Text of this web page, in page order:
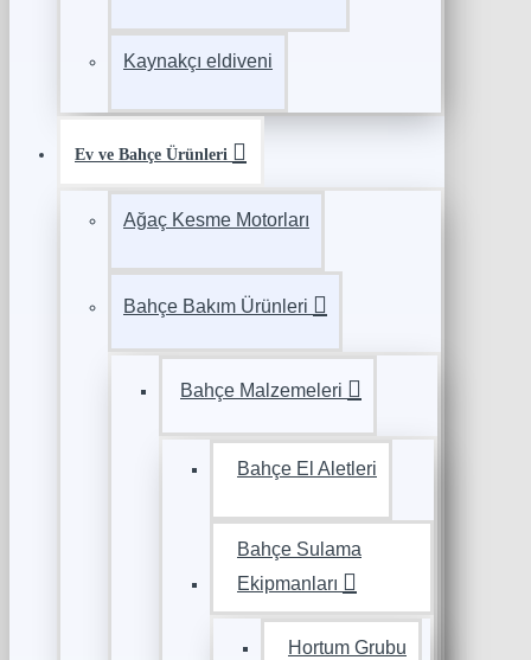
Kaynakçı eldiveni
Ev ve Bahçe Ürünleri
Ağaç Kesme Motorları
Bahçe Bakım Ürünleri
Bahçe Malzemeleri
Bahçe El Aletleri
Bahçe Sulama
Ekipmanları
Hortum Grubu